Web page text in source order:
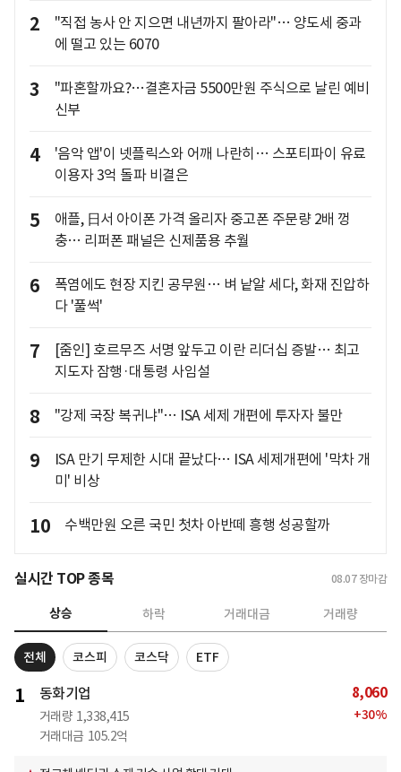
2
"직접 농사 안 지으면 내년까지 팔아라"… 양도세 중과
에 떨고 있는 6070
3
"파혼할까요?…결혼자금 5500만원 주식으로 날린 예비
신부
4
'음악 앱'이 넷플릭스와 어깨 나란히… 스포티파이 유료
이용자 3억 돌파 비결은
5
애플, 日서 아이폰 가격 올리자 중고폰 주문량 2배 껑
충… 리퍼폰 패널은 신제품용 추월
6
폭염에도 현장 지킨 공무원… 벼 낱알 세다, 화재 진압하
다 '풀썩'
7
[줌인] 호르무즈 서명 앞두고 이란 리더십 증발… 최고
지도자 잠행·대통령 사임설
8 "강제 국장 복귀냐"… ISA 세제 개편에 투자자 불만
9
ISA 만기 무제한 시대 끝났다… ISA 세제개편에 '막차 개
미' 비상
10 수백만원 오른 국민 첫차 아반떼 흥행 성공할까
실시간 TOP 종목 08.07 장마감
상승 하락 거래대금 거래량
전체 코스피 코스닥 ETF
1 동화기업
거래량 1,338,415
거래대금 105.2억
8,060
+30%